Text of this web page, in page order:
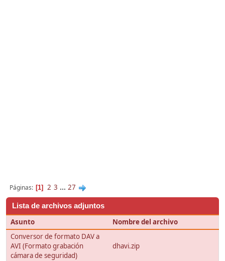
Páginas 1 2 3 ... 27
Lista de archivos adjuntos
Asunto
Nombre del archivo
Conversor de formato DAV a
AVI (Formato grabación
cámara de seguridad)
dhavi.zip